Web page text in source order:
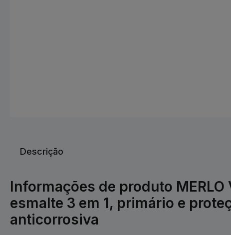
Descrição
Informações de produto MERLO
esmalte 3 em 1, primário e
anticorrosiva